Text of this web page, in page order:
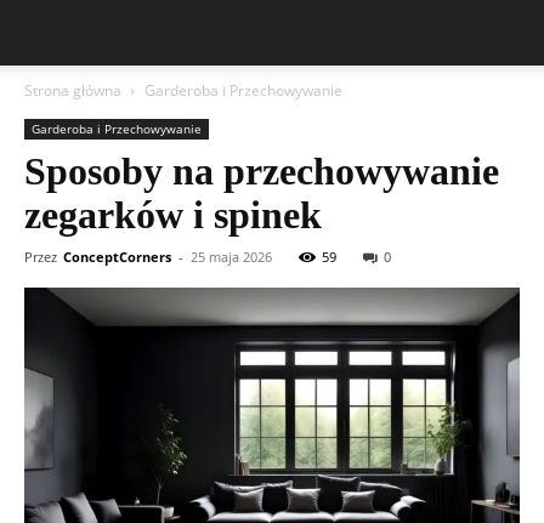
Strona główna Garderoba i Przechowywanie
Garderoba i Przechowywanie
Sposoby na przechowywanie
zegarków i spinek
Przez ConceptCorners - 25 maja 2026 59 0